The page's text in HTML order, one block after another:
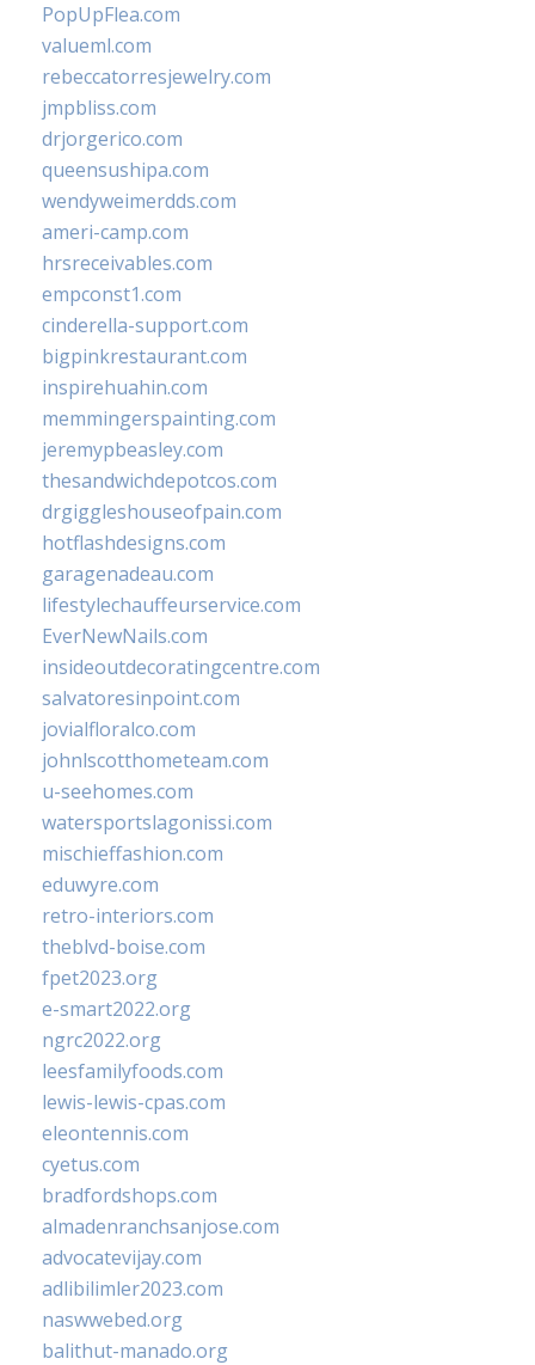
PopUpFlea.com
valueml.com
rebeccatorresjewelry.com
jmpbliss.com
drjorgerico.com
queensushipa.com
wendyweimerdds.com
ameri-camp.com
hrsreceivables.com
empconst1.com
cinderella-support.com
bigpinkrestaurant.com
inspirehuahin.com
memmingerspainting.com
jeremypbeasley.com
thesandwichdepotcos.com
drgiggleshouseofpain.com
hotflashdesigns.com
garagenadeau.com
lifestylechauffeurservice.com
EverNewNails.com
insideoutdecoratingcentre.com
salvatoresinpoint.com
jovialfloralco.com
johnlscotthometeam.com
u-seehomes.com
watersportslagonissi.com
mischieffashion.com
eduwyre.com
retro-interiors.com
theblvd-boise.com
fpet2023.org
e-smart2022.org
ngrc2022.org
leesfamilyfoods.com
lewis-lewis-cpas.com
eleontennis.com
cyetus.com
bradfordshops.com
almadenranchsanjose.com
advocatevijay.com
adlibilimler2023.com
naswwebed.org
balithut-manado.org